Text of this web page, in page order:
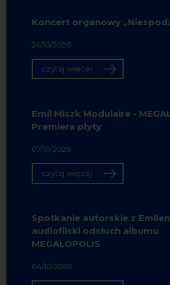
Koncert organowy
24/10/2026
czytaj więcej
Emil Miszk Modulaire -
Premiera płyty
07/10/2026
czytaj więcej
Spotkanie autorskie z
audiofilski odsłuch albumu
MEGALOPOLIS
04/10/2026